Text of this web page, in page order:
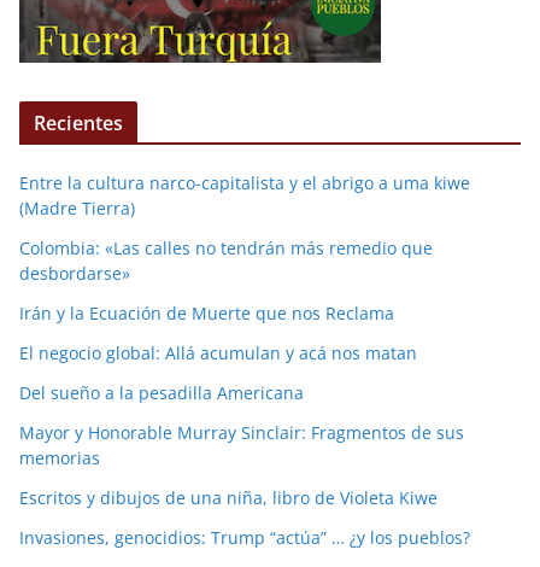
Recientes
Entre la cultura narco-capitalista y el abrigo a uma kiwe
(Madre Tierra)
Colombia: «Las calles no tendrán más remedio que
desbordarse»
Irán y la Ecuación de Muerte que nos Reclama
El negocio global: Allá acumulan y acá nos matan
Del sueño a la pesadilla Americana
Mayor y Honorable Murray Sinclair: Fragmentos de sus
memorias
Escritos y dibujos de una niña, libro de Violeta Kiwe
Invasiones, genocidios: Trump “actúa” … ¿y los pueblos?